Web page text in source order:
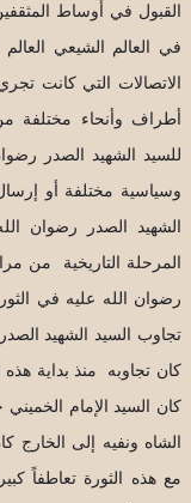
القبول في أوساط
في العالم الشيعي
الاتصالات التي كانت
أطراف وأنحاء مختلفة
للسيد الشهيد الصدر
وسياسية مختلفة أو
الشهيد الصدر رضوان
المرحلة التاريخية من
رضوان الله عليه في
تجاوب السيد الشهيد
كان تجاوبه منذ بداية هذه
كان السيد الإمام
الشاه ونفيه إلى الخارج
مع هذه الثورة تعاطفاً